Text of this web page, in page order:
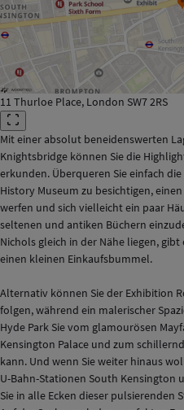
11 Thurloe Place, London SW7 2RS
Mit einer absolut beneidenswerten
Knightsbridge können Sie die
erkunden. Überqueren Sie einfach
History Museum zu besichtigen,
werfen und sich vielleicht ein paar
seltenen und antiken Büchern
Nichols gleich in der Nähe liegen,
einen kleinen Einkaufsbummel.
Alternativ können Sie der Exhibition
folgen, während ein malerischer
Hyde Park Sie vom glamourösen
Kensington Palace und zum
kann. Und wenn Sie weiter hinaus
U-Bahn-Stationen South Kensington
Sie in alle Ecken dieser pulsierenden